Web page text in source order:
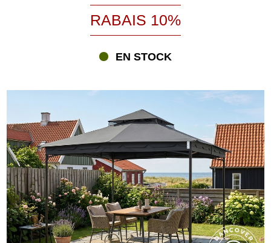
RABAIS 10%
EN STOCK